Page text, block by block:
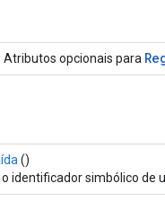
Atributos opcionais para
()
o identificador simbólico de